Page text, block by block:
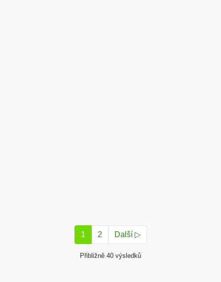
1 2 Další ▷
Přibližně 40 výsledků